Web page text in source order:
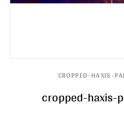
cropped-haxis-
CROPPED-HAXIS-